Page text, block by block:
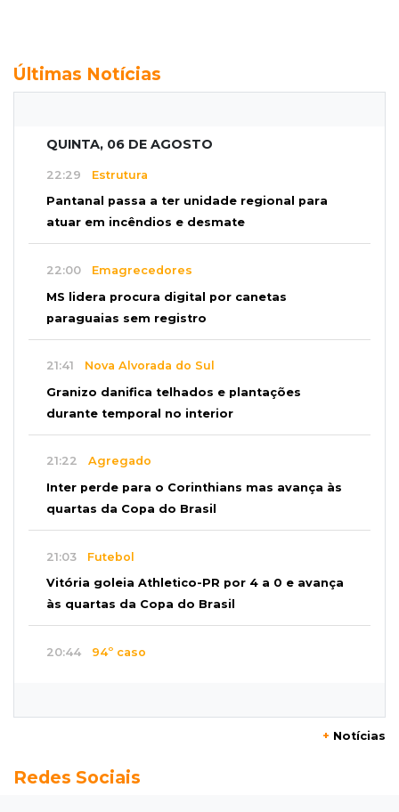
Últimas Notícias
QUINTA, 06 DE AGOSTO
22:29 Estrutura
Pantanal passa a ter unidade regional para
atuar em incêndios e desmate
22:00 Emagrecedores
MS lidera procura digital por canetas
paraguaias sem registro
21:41 Nova Alvorada do Sul
Granizo danifica telhados e plantações
durante temporal no interior
21:22 Agregado
Inter perde para o Corinthians mas avança às
quartas da Copa do Brasil
21:03 Futebol
Vitória goleia Athletico-PR por 4 a 0 e avança
às quartas da Copa do Brasil
20:44 94º caso
Veja as dezenas de hoje na Mega-Sena, Quina,
+ Notícias
Redes Sociais